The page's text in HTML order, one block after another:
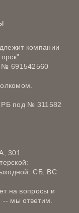
компании
№ 691542560
РБ под № 311582
301
СБ, ВС.
на вопросы и
-- мы ответим.